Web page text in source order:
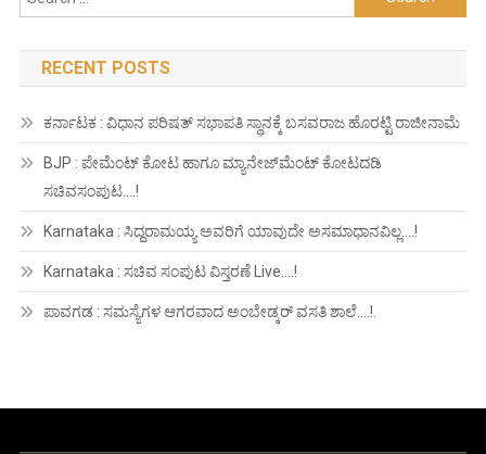
for:
RECENT POSTS
ಕರ್ನಾಟಕ : ವಿಧಾನ ಪರಿಷತ್ ಸಭಾಪತಿ ಸ್ಥಾನಕ್ಕೆ ಬಸವರಾಜ ಹೊರಟ್ಟಿ ರಾಜೀನಾಮೆ
BJP : ಪೇಮೆಂಟ್ ಕೋಟ ಹಾಗೂ ಮ್ಯಾನೇಜ್‍ಮೆಂಟ್ ಕೋಟದಡಿ
ಸಚಿವಸಂಪುಟ….!
Karnataka : ಸಿದ್ದರಾಮಯ್ಯ ಅವರಿಗೆ ಯಾವುದೇ ಅಸಮಾಧಾನವಿಲ್ಲ….!
Karnataka : ಸಚಿವ ಸಂಪುಟ ವಿಸ್ತರಣೆ Live….!
ಪಾವಗಡ : ಸಮಸ್ಯೆಗಳ ಆಗರವಾದ ಅಂಬೇಡ್ಕರ್ ವಸತಿ ಶಾಲೆ….!.